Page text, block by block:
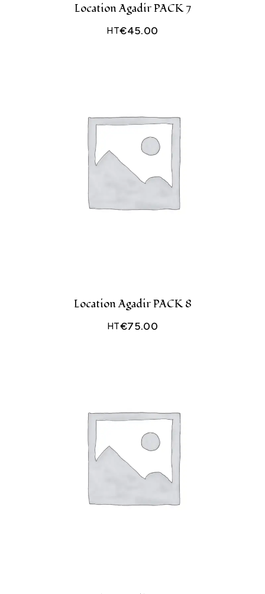
Location Agadir PACK 7
€45.00
HT
Location Agadir PACK 8
€75.00
HT